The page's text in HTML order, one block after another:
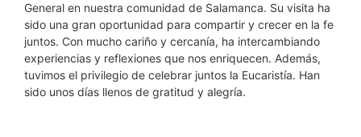
General en nuestra comunidad de Salamanca. Su visita ha
sido una gran oportunidad para compartir y crecer en la fe
juntos. Con mucho cariño y cercanía, ha intercambiando
experiencias y reflexiones que nos enriquecen. Además,
tuvimos el privilegio de celebrar juntos la Eucaristía. Han
sido unos días llenos de gratitud y alegría.